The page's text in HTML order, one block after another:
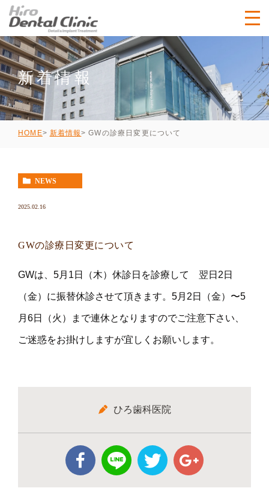
新着情報
HOME 新着情報 GWの診療日変更について
NEWS
2025.02.16
GWの診療日変更について
GWは、5月1日（木）休診日を診療して 翌日2日
（金）に振替休診させて頂きます。5月2日（金）〜5
月6日（火）まで連休となりますのでご注意下さい、
ご迷惑をお掛けしますが宜しくお願いします。
ひろ歯科医院